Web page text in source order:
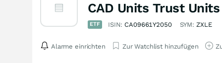
CAD Units Trust Units
ETF ISIN: CA09661Y2050 SYM: ZXLE
Alarme einrichten Zur Watchlist hinzufügen